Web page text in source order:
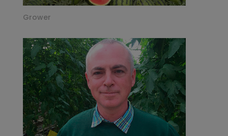
Grower